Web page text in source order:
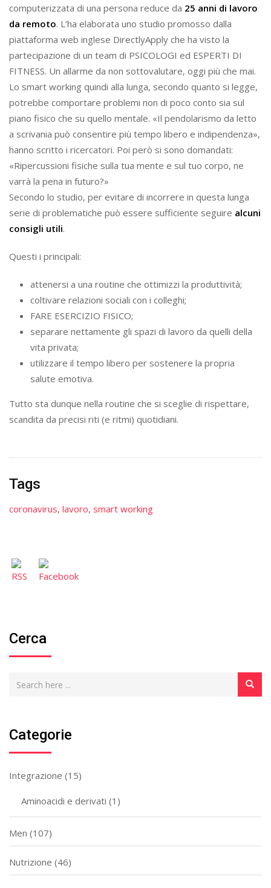
computerizzata di una persona reduce da 25 anni di lavoro
da remoto. L’ha elaborata uno studio promosso dalla
piattaforma web inglese DirectlyApply che ha visto la
partecipazione di un team di PSICOLOGI ed ESPERTI DI
FITNESS. Un allarme da non sottovalutare, oggi più che mai.
Lo smart working quindi alla lunga, secondo quanto si legge,
potrebbe comportare problemi non di poco conto sia sul
piano fisico che su quello mentale. «Il pendolarismo da letto
a scrivania può consentire più tempo libero e indipendenza»,
hanno scritto i ricercatori. Poi però si sono domandati:
«Ripercussioni fisiche sulla tua mente e sul tuo corpo, ne
varrà la pena in futuro?»
Secondo lo studio, per evitare di incorrere in questa lunga
serie di problematiche può essere sufficiente seguire alcuni
consigli utili.
Questi i principali:
attenersi a una routine che ottimizzi la produttività;
coltivare relazioni sociali con i colleghi;
FARE ESERCIZIO FISICO;
separare nettamente gli spazi di lavoro da quelli della
vita privata;
utilizzare il tempo libero per sostenere la propria
salute emotiva.
Tutto sta dunque nella routine che si sceglie di rispettare,
scandita da precisi riti (e ritmi) quotidiani.
Tags
coronavirus, lavoro, smart working
Cerca
Categorie
Integrazione (15)
Aminoacidi e derivati (1)
Men (107)
Nutrizione (46)